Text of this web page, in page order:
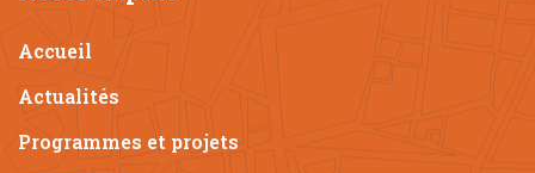
Accueil
Actualités
Programmes et projets